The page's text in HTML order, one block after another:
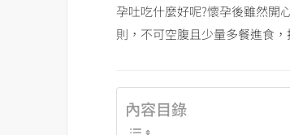
孕吐吃什麼好呢?懷孕後雖然開
則，不可空腹且少量多餐進食
內容目錄